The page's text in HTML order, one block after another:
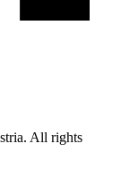
All rights